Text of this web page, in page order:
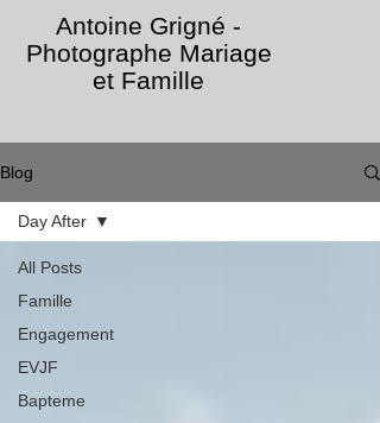
Antoine Grigné -
Photographe Mariage
et Famille
Blog
All Posts
Famille
Engagement
EVJF
Bapteme
Day After